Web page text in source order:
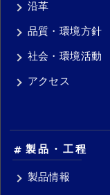
沿革
品質・環境方針
社会・環境活動
アクセス
製品・工程
製品情報